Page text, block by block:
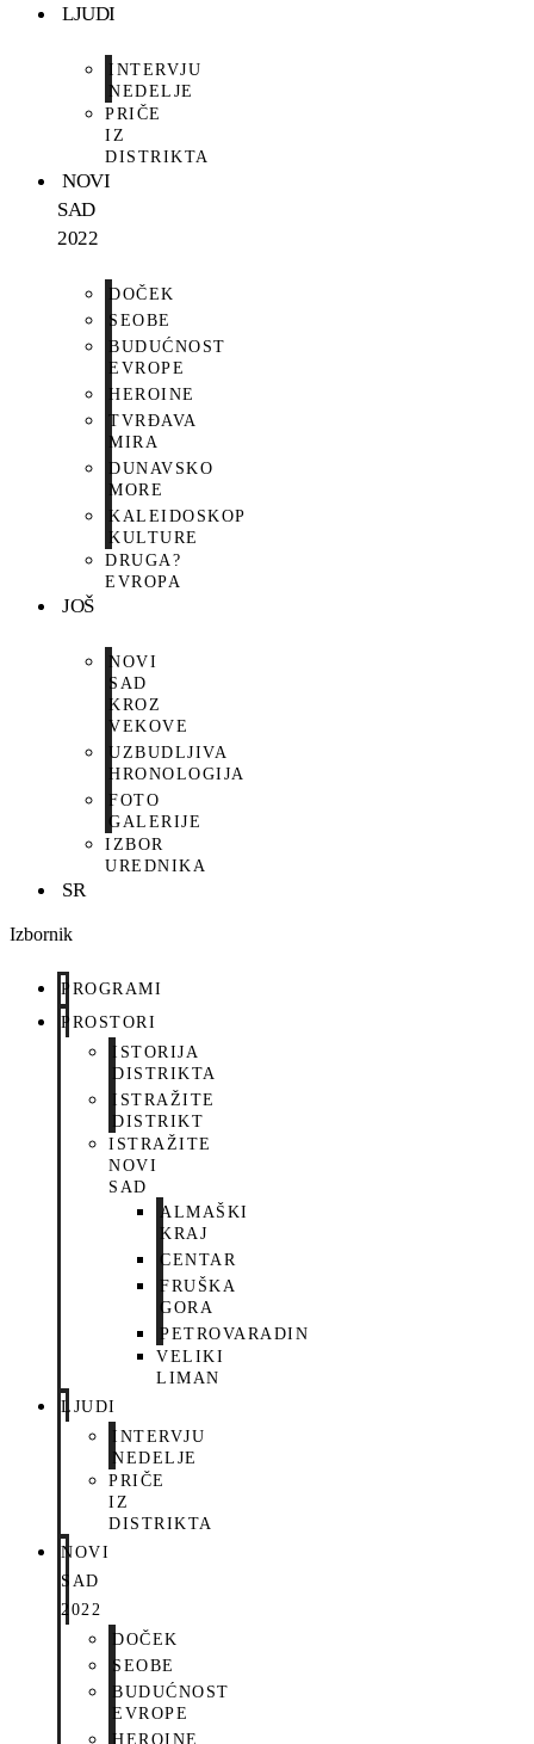
LJUDI
INTERVJU
NEDELJE
PRIČE
IZ
DISTRIKTA
NOVI
SAD
2022
DOČEK
SEOBE
BUDUĆNOST
EVROPE
HEROINE
TVRĐAVA
MIRA
DUNAVSKO
MORE
KALEIDOSKOP
KULTURE
DRUGA?
EVROPA
JOŠ
NOVI
SAD
KROZ
VEKOVE
UZBUDLJIVA
HRONOLOGIJA
FOTO
GALERIJE
IZBOR
UREDNIKA
SR
Izbornik
PROGRAMI
PROSTORI
ISTORIJA
DISTRIKTA
ISTRAŽITE
DISTRIKT
ISTRAŽITE
NOVI
SAD
ALMAŠKI
KRAJ
CENTAR
FRUŠKA
GORA
PETROVARADIN
VELIKI
LIMAN
LJUDI
INTERVJU
NEDELJE
PRIČE
IZ
DISTRIKTA
NOVI
SAD
2022
DOČEK
SEOBE
BUDUĆNOST
EVROPE
HEROINE